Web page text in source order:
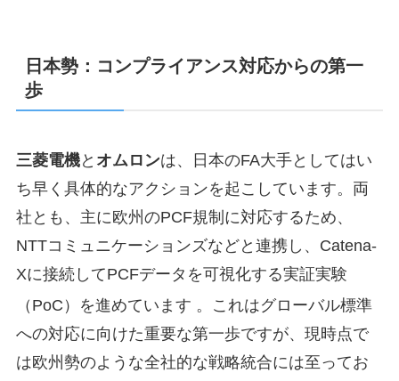
日本勢：コンプライアンス対応からの第一
歩
三菱電機と オムロンは、日本のFA大手としてはい
ち早く具体的なアクションを起こしています。両
社とも、主に欧州のPCF規制に対応するため、
NTTコミュニケーションズなどと連携し、Catena-
Xに接続してPCFデータを可視化する実証実験
（PoC）を進めています 。これはグローバル標準
への対応に向けた重要な第一歩ですが、現時点で
は欧州勢のような全社的な戦略統合には至ってお